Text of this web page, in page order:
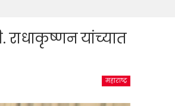
राधाकृष्णन यांच्यात
महाराष्ट्र